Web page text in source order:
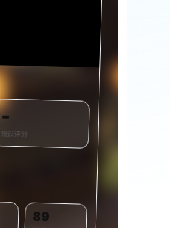
0%
-
玩过评分
89